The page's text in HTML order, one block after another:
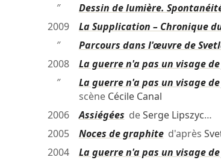
″
Dessin de lumière.
2009
La Supplication – Chronique
″
Parcours dans l'œuvre de
2008
La guerre n'a pas un visage
″
La guerre n'a pas un visage
scène Cécile Canal
2006
Assiégées deSerge Lipszyc…
2005
Noces de graphited'après
2004
La guerre n'a pas un visage